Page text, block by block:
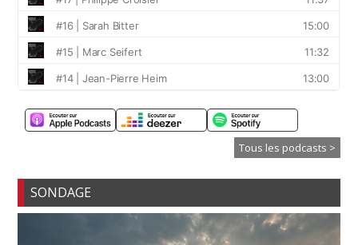
Tous les podcasts >
SONDAGE